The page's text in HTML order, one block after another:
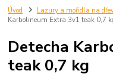
Úvod Lazury a mořidla na
Karbolineum Extra 3v1 teak 0,7
Detecha
teak 0,7 kg